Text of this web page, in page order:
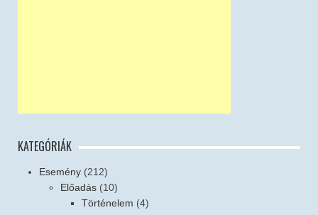
KATEGÓRIÁK
Esemény (212)
Előadás (10)
Történelem (4)